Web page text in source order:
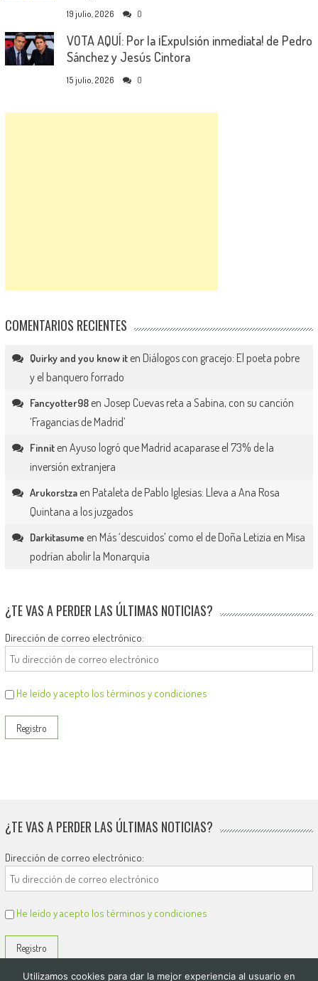
19 julio, 2026 0
VOTA AQUÍ: Por la ¡Expulsión inmediata! de Pedro
Sánchez y Jesús Cintora
15 julio, 2026 0
COMENTARIOS RECIENTES
Quirky and you know iten Diálogos con gracejo: El poeta pobre
y el banquero forrado
Fancyotter98en Josep Cuevas reta a Sabina, con su canción
‘Fragancias de Madrid’
Finniten Ayuso logró que Madrid acaparase el 73% de la
inversión extranjera
Arukorstzaen Pataleta de Pablo Iglesias: Lleva a Ana Rosa
Quintana a los juzgados
Darkitasume en Más ‘descuidos’ como el de Doña Letizia en Misa
podrían abolir la Monarquía
¿TE VAS A PERDER LAS ÚLTIMAS NOTICIAS?
Dirección de correo electrónico:
He leído y acepto los términos y condiciones
¿TE VAS A PERDER LAS ÚLTIMAS NOTICIAS?
Dirección de correo electrónico:
He leído y acepto los términos y condiciones
Utilizamos cookies para dar la mejor experiencia al usuario en